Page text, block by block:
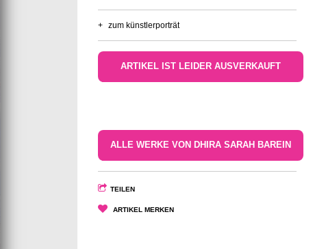
+ zum künstlerporträt
ARTIKEL IST LEIDER AUSVERKAUFT
ALLE WERKE VON DHIRA SARAH BAREIN
TEILEN
ARTIKEL MERKEN